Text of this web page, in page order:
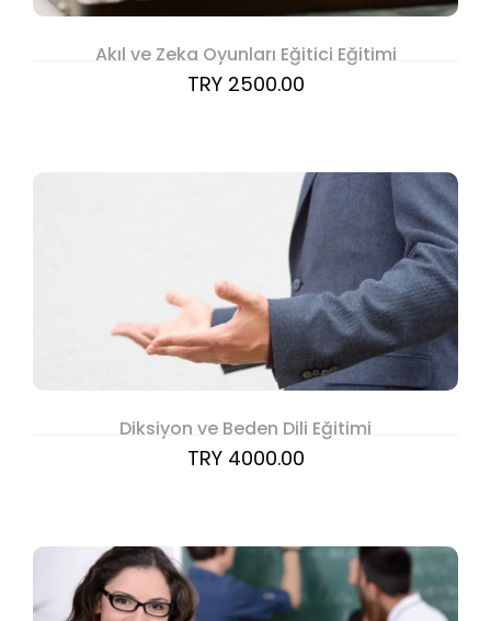
Akıl ve Zeka Oyunları Eğitici Eğitimi
TRY 2500.00
Diksiyon ve Beden Dili Eğitimi
TRY 4000.00